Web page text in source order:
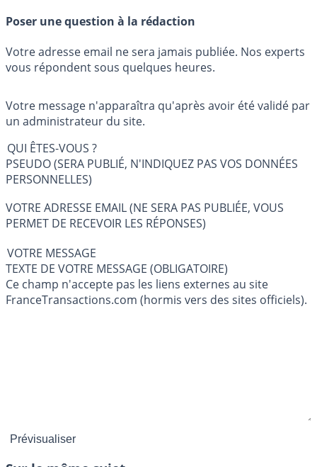
Poser une question à la rédaction
Votre adresse email ne sera jamais publiée. Nos experts
vous répondent sous quelques heures.
Votre message n'apparaîtra qu'après avoir été validé par
un administrateur du site.
QUI ÊTES-VOUS ?
PSEUDO (SERA PUBLIÉ, N'INDIQUEZ PAS VOS DONNÉES
PERSONNELLES)
VOTRE ADRESSE EMAIL (NE SERA PAS PUBLIÉE, VOUS
PERMET DE RECEVOIR LES RÉPONSES)
VOTRE MESSAGE
TEXTE DE VOTRE MESSAGE (OBLIGATOIRE)
Ce champ n'accepte pas les liens externes au site
FranceTransactions.com (hormis vers des sites officiels).